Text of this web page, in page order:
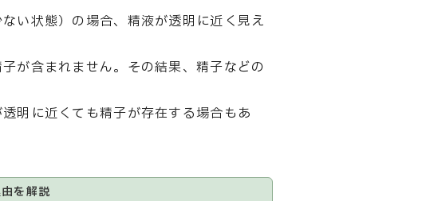
い状態）の場合、精液が透明に近く見え
が含まれません。その結果、精子などの
明に近くても精子が存在する場合もあ
を解説